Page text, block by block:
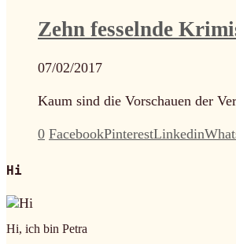
Zehn fesselnde
07/02/2017
Kaum sind die Vorschauen der
0 FacebookPinterestLinkedin
Hi
Hi, ich bin Petra